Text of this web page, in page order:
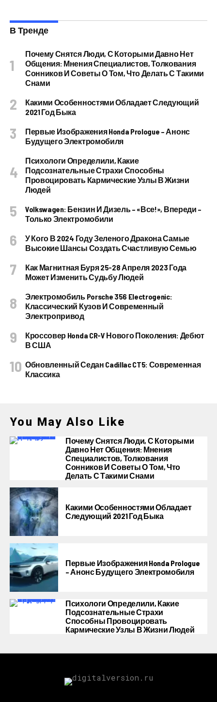
В Тренде
Почему Снятся Люди, С Которыми Давно Нет
Общения: Мнения Специалистов, Толкования
Сонников И Советы О Том, Что Делать С Такими
Снами
Какими Особенностями Обладает Следующий
2021 Год Быка
Первые Изображения Honda Prologue – Анонс
Будущего Электромобиля
Психологи Определили, Какие
Подсознательные Страхи Способны
Провоцировать Кармические Узлы В Жизни
Людей
Volkswagen: Бензин И Дизель – «все!», Впереди –
Только Электромобили
У Кого В 2024 Году Зеленого Дракона Самые
Высокие Шансы Создать Счастливую Семью
Как Магнитная Буря 25-28 Апреля 2023 Года
Может Изменить Судьбу Людей
Электромобиль Porsche 356 Electrogenic:
Классический Кузов И Современный
Электропривод
Кроссовер Honda CR-V Нового Поколения: Дебют
В США
Обновленный Седан Cadillac CT5: Современная
Классика
You May Also Like
Почему Снятся Люди, С Которыми
Давно Нет Общения: Мнения
Специалистов, Толкования
Сонников И Советы О Том, Что
Делать С Такими Снами
Какими Особенностями Обладает
Следующий 2021 Год Быка
Первые Изображения Honda Prologue
– Анонс Будущего Электромобиля
Психологи Определили, Какие
Подсознательные Страхи
Способны Провоцировать
Кармические Узлы В Жизни Людей